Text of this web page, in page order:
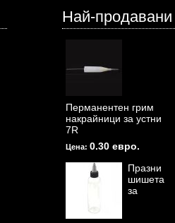
Най-продавани
Перманентен грим
накрайници за устни
7R
Цена: 0.30 евро.
Празни
шишета
за